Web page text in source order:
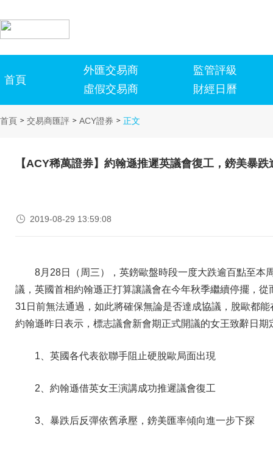
首頁
外匯交易商
虛假交易商
監管評級
財經日曆
首頁 > 交易商匯評 > ACY證券 > 正文
【ACY稀萬證券】約翰遜推遲英議會復工，鎊美暴跌
 2019-08-29 13:59:08
8月28日（周三），英鎊歐盤時段一度大跌逾百點至本
議，英國首相約翰遜正打算讓議會在今年秋季繼續停擺，
31日前無法通過，如此將確保無論是否達成協議，脫歐都
約翰遜昨日表示，標志議會新會期正式開議的女王致辭日期
1、英國各代表欲聯手阻止硬脫歐局面出現
2、約翰遜借英女王演講成功推遲議會復工
3、暴跌后反彈依舊承壓，鎊美匯率傾向進一步下探